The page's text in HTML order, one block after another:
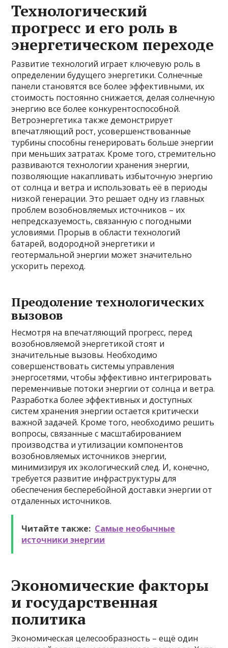
Технологический
прогресс и его роль в
энергетическом переходе
Развитие технологий играет ключевую роль в
определении будущего энергетики. Солнечные
панели становятся все более эффективными, их
стоимость постоянно снижается, делая солнечную
энергию все более конкурентоспособной.
Ветроэнергетика также демонстрирует
впечатляющий рост, усовершенствованные
турбины способны генерировать больше энергии
при меньших затратах. Кроме того, стремительно
развиваются технологии хранения энергии,
позволяющие накапливать избыточную энергию
от солнца и ветра и использовать её в периоды
низкой генерации. Это решает одну из главных
проблем возобновляемых источников – их
непредсказуемость, связанную с погодными
условиями. Прорыв в области технологий
батарей, водородной энергетики и
геотермальной энергии может значительно
ускорить переход.
Преодоление технологических
вызовов
Несмотря на впечатляющий прогресс, перед
возобновляемой энергетикой стоят и
значительные вызовы. Необходимо
совершенствовать системы управления
энергосетями, чтобы эффективно интегрировать
переменчивые потоки энергии от солнца и ветра.
Разработка более эффективных и доступных
систем хранения энергии остается критически
важной задачей. Кроме того, необходимо решить
вопросы, связанные с масштабированием
производства и утилизации компонентов
возобновляемых источников энергии,
минимизируя их экологический след. И, конечно,
требуется развитие инфраструктуры для
обеспечения бесперебойной доставки энергии от
отдаленных источников.
Читайте также: Самые необычные
источники энергии
Экономические факторы
и государственная
политика
Экономическая целесообразность – ещё один